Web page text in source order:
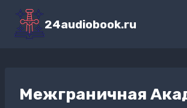
Перейти
содержимому
24audiobook.ru
Межграничная